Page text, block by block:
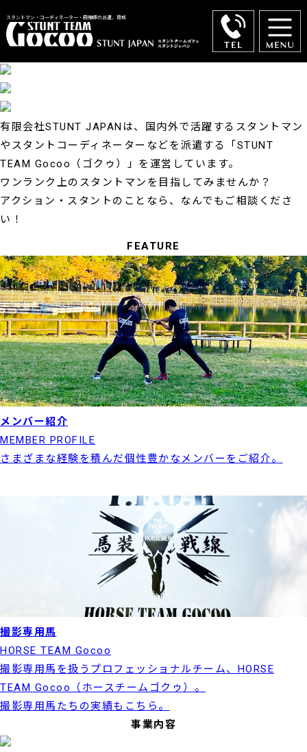
スタントマン・コーディネーター・殺陣師の派遣、育成
有限会社STUNT JAPANは、国内外で活躍するスタントマン
やスタントコーディネーターなどを派遣する
「STUNT
TEAM Gocoo（ゴクゥ）」を運営しています。
ワンランク上のスタントマンを目指してみませんか？
アクション・スタントのことなら、なんでもご相談くださ
い！
FEATURE
メンバー紹介
MEMBER PROFILE
さまざまな経験を積んだ個性豊かなメンバーをご紹介。
撮影専用馬
HORSE TEAM Gocoo
撮影専用馬を扱うプロフェッショナルチーム、HORSE
TEAM Gocoo（ホースチームゴクゥ）。
撮影専用馬たちの実績もこちら。
事業内容